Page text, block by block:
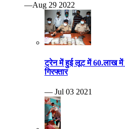
—Aug 29 2022
ट्रेन में हुई लूट में 60.लाख
गिरफ्तार
— Jul 03 2021